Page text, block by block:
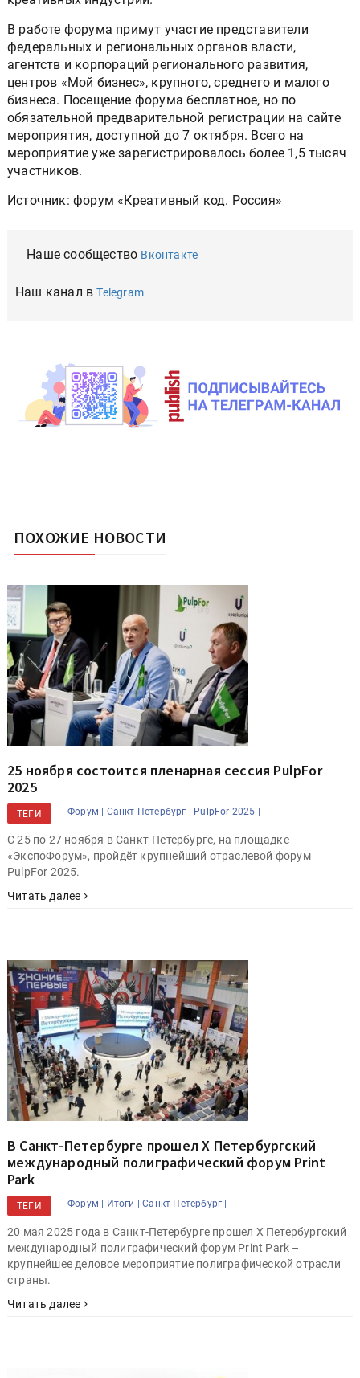
В работе форума примут участие представители
федеральных и региональных органов власти,
агентств и корпораций регионального развития,
центров «Мой бизнес», крупного, среднего и малого
бизнеса. Посещение форума бесплатное, но по
обязательной предварительной регистрации на сайте
мероприятия, доступной до 7 октября. Всего на
мероприятие уже зарегистрировалось более 1,5 тысяч
участников.
Источник: форум «Креативный код. Россия»
Наше сообщество Вконтакте
Наш канал вTelegram
ПОХОЖИЕ НОВОСТИ
25 ноября состоится пленарная сессия PulpFor
2025
ТЕГИ Форум | Санкт-Петербург | PulpFor 2025 |
С 25 по 27 ноября в Санкт-Петербурге, на площадке
«ЭкспоФорум», пройдёт крупнейший отраслевой форум
PulpFor 2025.
Читать далее
В Санкт-Петербурге прошел X Петербургский
международный полиграфический форум Print
Park
ТЕГИ Форум | Итоги | Санкт-Петербург |
20 мая 2025 года в Санкт-Петербурге прошел X Петербургский
международный полиграфический форум Print Park –
крупнейшее деловое мероприятие полиграфической отрасли
страны.
Читать далее